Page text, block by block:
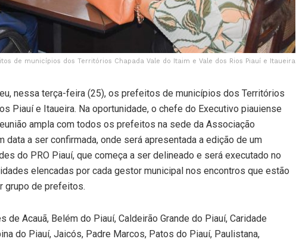
de municípios dos Territórios Chapada Vale do Itaim e Vale dos Rios Piauí e Itaueira
nessa terça-feira (25), os prefeitos de municípios dos Territórios
Piauí e Itaueira. Na oportunidade, o chefe do Executivo piauiense
ampla com todos os prefeitos na sede da Associação
a ser confirmada, onde será apresentada a edição de um
do PRO Piauí, que começa a ser delineado e será executado no
elencadas por cada gestor municipal nos encontros que estão
grupo de prefeitos.
Acauã, Belém do Piauí, Caldeirão Grande do Piauí, Caridade
do Piauí, Jaicós, Padre Marcos, Patos do Piauí, Paulistana,